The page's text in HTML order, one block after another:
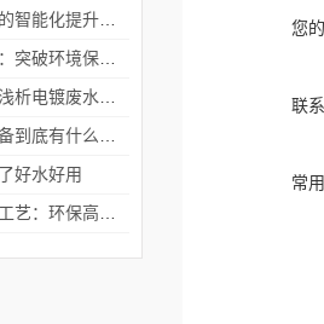
好水好用
您
联
常